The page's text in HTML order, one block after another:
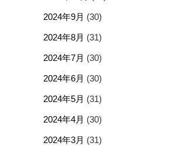
2024年9月 (30)
2024年8月 (31)
2024年7月 (30)
2024年6月 (30)
2024年5月 (31)
2024年4月 (30)
2024年3月 (31)